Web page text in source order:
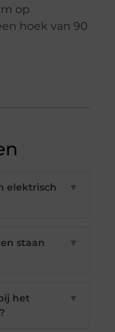
op
hoek van 90
elektrisch
▼
staan
▼
het
▼